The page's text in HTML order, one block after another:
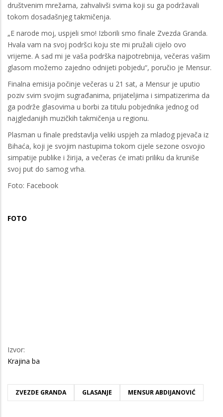
društvenim mrežama, zahvalivši svima koji su ga podržavali
tokom dosadašnjeg takmičenja.
„E narode moj, uspjeli smo! Izborili smo finale Zvezda Granda.
Hvala vam na svoj podršci koju ste mi pružali cijelo ovo
vrijeme. A sad mi je vaša podrška najpotrebnija, večeras vašim
glasom možemo zajedno odnijeti pobjedu“, poručio je Mensur.
Finalna emisija počinje večeras u 21 sat, a Mensur je uputio
poziv svim svojim sugrađanima, prijateljima i simpatizerima da
ga podrže glasovima u borbi za titulu pobjednika jednog od
najgledanijih muzičkih takmičenja u regionu.
Plasman u finale predstavlja veliki uspjeh za mladog pjevača iz
Bihaća, koji je svojim nastupima tokom cijele sezone osvojio
simpatije publike i žirija, a večeras će imati priliku da kruniše
svoj put do samog vrha.
Foto: Facebook
FOTO
Izvor:
Krajina ba
ZVEZDE GRANDA GLASANJE MENSUR ABDIJANOVIĆ